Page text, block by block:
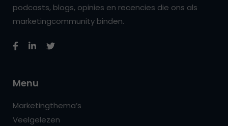
podcasts, blogs, opinies en recencies die ons als
marketingcommunity binden.
Menu
Marketingthema’s
Veelgelezen